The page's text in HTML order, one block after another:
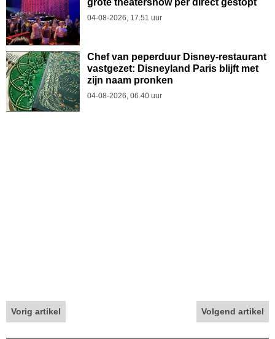
grote theatershow per direct gestopt
04-08-2026, 17.51 uur
Chef van peperduur Disney-restaurant
vastgezet: Disneyland Paris blijft met
zijn naam pronken
04-08-2026, 06.40 uur
Vorig artikel Volgend artikel